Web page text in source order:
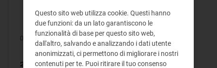
09/07/2026
243/2026/E/com
Questo sito web utilizza cookie. Questi hanno
due funzioni: da un lato garantiscono le
funzionalità di base per questo sito web,
dall'altro, salvando e analizzando i dati utente
anonimizzati, ci permettono di migliorare i nostri
contenuti per te. Puoi ritirare il tuo consenso